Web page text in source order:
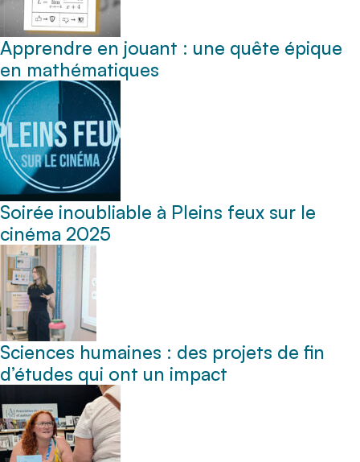
Apprendre en jouant : une quête épique
en mathématiques
Soirée inoubliable à Pleins feux sur le
cinéma 2025
Sciences humaines : des projets de fin
d’études qui ont un impact